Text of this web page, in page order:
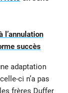
l’annulation
succès
adaptation
ci n’a pas
frères Duffer